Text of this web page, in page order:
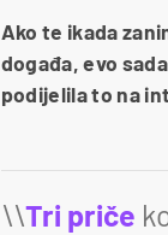
Ako te ikada
događa, evo
podijelila to na
\\Tri priče